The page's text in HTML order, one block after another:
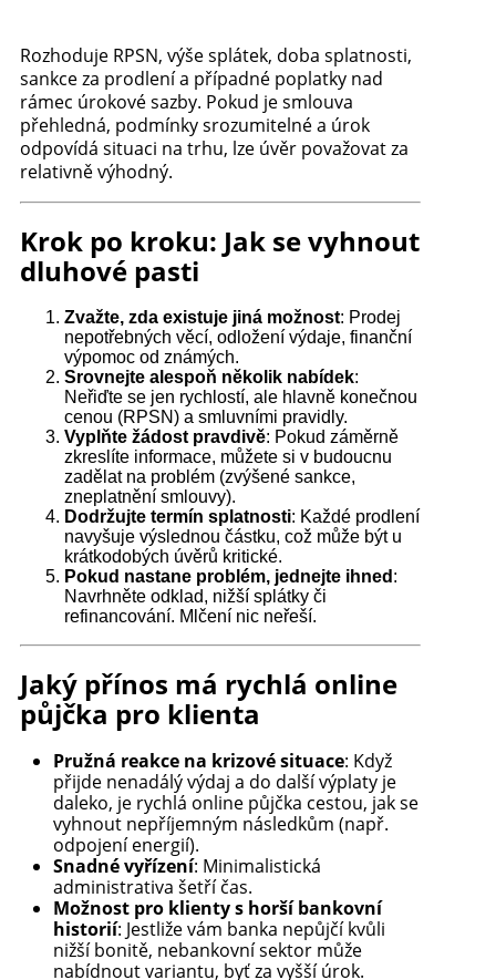
Rozhoduje RPSN, výše splátek, doba splatnosti,
sankce za prodlení a případné poplatky nad
rámec úrokové sazby. Pokud je smlouva
přehledná, podmínky srozumitelné a úrok
odpovídá situaci na trhu, lze úvěr považovat za
relativně výhodný.
Krok po kroku: Jak se vyhnout
dluhové pasti
Zvažte, zda existuje jiná možnost: Prodej
nepotřebných věcí, odložení výdaje, finanční
výpomoc od známých.
Srovnejte alespoň několik nabídek:
Neřiďte se jen rychlostí, ale hlavně konečnou
cenou (RPSN) a smluvními pravidly.
Vyplňte žádost pravdivě: Pokud záměrně
zkreslíte informace, můžete si v budoucnu
zadělat na problém (zvýšené sankce,
zneplatnění smlouvy).
Dodržujte termín splatnosti: Každé prodlení
navyšuje výslednou částku, což může být u
krátkodobých úvěrů kritické.
Pokud nastane problém, jednejte ihned :
Navrhněte odklad, nižší splátky či
refinancování. Mlčení nic neřeší.
Jaký přínos má rychlá online
půjčka pro klienta
Pružná reakce na krizové situace: Když
přijde nenadálý výdaj a do další výplaty je
daleko, je rychlá online půjčka cestou, jak se
vyhnout nepříjemným následkům (např.
odpojení energií).
Snadné vyřízení: Minimalistická
administrativa šetří čas.
Možnost pro klienty s horší bankovní
historií: Jestliže vám banka nepůjčí kvůli
nižší bonitě, nebankovní sektor může
nabídnout variantu, byť za vyšší úrok.